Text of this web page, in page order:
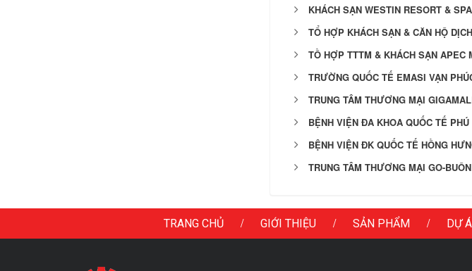
KHÁCH SẠN WESTIN RESORT &
TỔ HỢP KHÁCH SẠN & CĂN HỘ
TỒ HỢP TTTM & KHÁCH SẠN APEC
TRƯỜNG QUỐC TẾ EMASI VẠN
TRUNG TÂM THƯƠNG MẠI
BỆNH VIỆN ĐA KHOA QUỐC TẾ PHÚ
BỆNH VIỆN ĐK QUỐC TẾ HỒNG
TRUNG TÂM THƯƠNG MẠI GO-
TRANG CHỦ / GIỚI THIỆU / SẢN PHẨM / DỰ